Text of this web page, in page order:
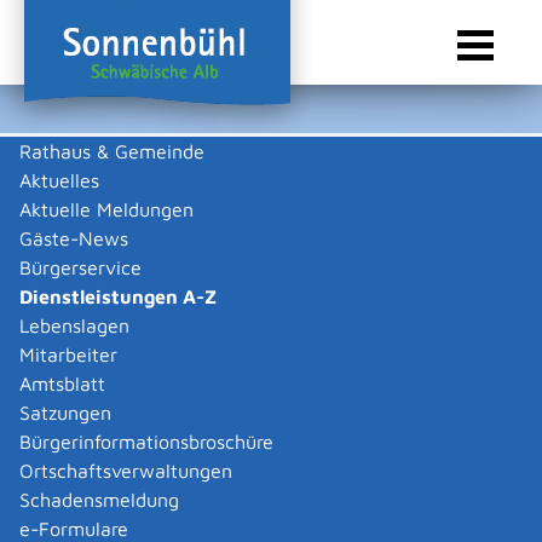
Rathaus & Gemeinde
Aktuelles
Aktuelle Meldungen
Gäste-News
Bürgerservice
Dienstleistungen A-Z
Lebenslagen
Mitarbeiter
Amtsblatt
Satzungen
Bürgerinformationsbroschüre
Ortschaftsverwaltungen
Schadensmeldung
e-Formulare
Sie sind hier:
Dienstleistungen A-Z
Dienstleistungen A-Z
Leistungen
A B C D
Berufskraftfahrer-
Qualifikation -
Grundqualifikation
nachweisen